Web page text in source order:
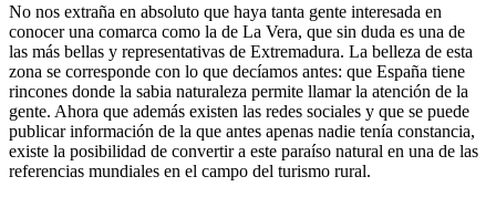
No nos extraña en absoluto que haya tanta gente interesada en
conocer una comarca como la de La Vera, que sin duda es una de
las más bellas y representativas de Extremadura. La belleza de esta
zona se corresponde con lo que decíamos antes: que España tiene
rincones donde la sabia naturaleza permite llamar la atención de la
gente. Ahora que además existen las redes sociales y que se puede
publicar información de la que antes apenas nadie tenía constancia,
existe la posibilidad de convertir a este paraíso natural en una de las
referencias mundiales en el campo del turismo rural.